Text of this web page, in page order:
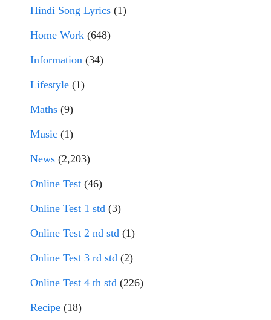
Hindi Song Lyrics (1)
Home Work (648)
Information (34)
Lifestyle (1)
Maths (9)
Music (1)
News (2,203)
Online Test (46)
Online Test 1 std (3)
Online Test 2 nd std (1)
Online Test 3 rd std (2)
Online Test 4 th std (226)
Recipe (18)